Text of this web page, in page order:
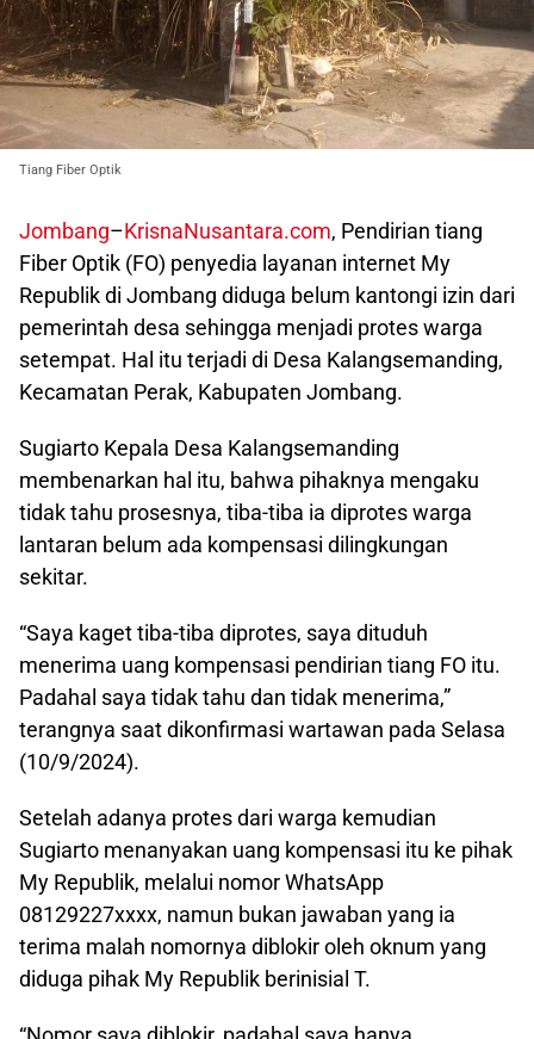
Tiang Fiber Optik
Jombang–KrisnaNusantara.com, Pendirian tiang
Fiber Optik (FO) penyedia layanan internet My
Republik di Jombang diduga belum kantongi izin dari
pemerintah desa sehingga menjadi protes warga
setempat. Hal itu terjadi di Desa Kalangsemanding,
Kecamatan Perak, Kabupaten Jombang.
Sugiarto Kepala Desa Kalangsemanding
membenarkan hal itu, bahwa pihaknya mengaku
tidak tahu prosesnya, tiba-tiba ia diprotes warga
lantaran belum ada kompensasi dilingkungan
sekitar.
“Saya kaget tiba-tiba diprotes, saya dituduh
menerima uang kompensasi pendirian tiang FO itu.
Padahal saya tidak tahu dan tidak menerima,”
terangnya saat dikonfirmasi wartawan pada Selasa
(10/9/2024).
Setelah adanya protes dari warga kemudian
Sugiarto menanyakan uang kompensasi itu ke pihak
My Republik, melalui nomor WhatsApp
08129227xxxx, namun bukan jawaban yang ia
terima malah nomornya diblokir oleh oknum yang
diduga pihak My Republik berinisial T.